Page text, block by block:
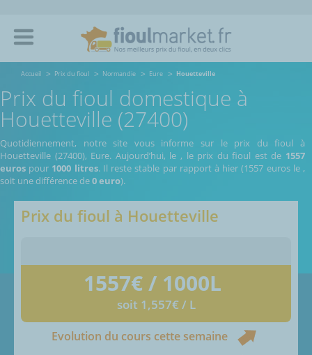
Accueil Prix du fioul Normandie Eure Houetteville
Prix du fioul domestique à
Houetteville (27400)
Quotidiennement, notre site vous informe sur le prix du fioul à
Houetteville (27400), Eure. Aujourd’hui, le , le prix du fioul est de 1557
euros pour 1000 litres. Il reste stable par rapport à hier (1557 euros le,
soit une différence de0 euro).
Prix du fioul à Houetteville
1557€ / 1000L
soit 1,557€ / L
Evolution du cours cette semaine